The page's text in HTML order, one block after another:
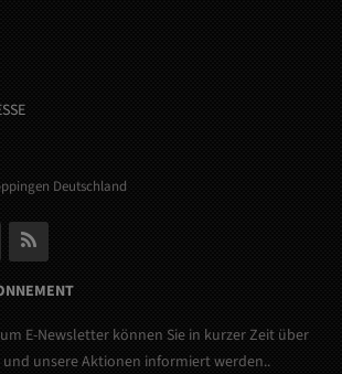
Deutschland
E-Newsletter können Sie in kurzer Zeit über
unsere Aktionen informiert werden..